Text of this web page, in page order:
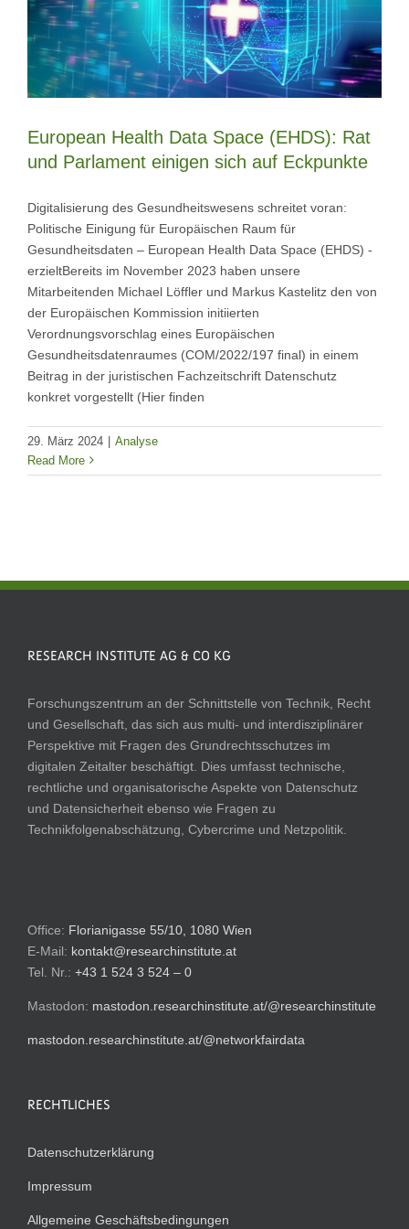
European Health Data Space (EHDS): Rat
und Parlament einigen sich auf Eckpunkte
Digitalisierung des Gesundheitswesens schreitet voran:
Politische Einigung für Europäischen Raum für
Gesundheitsdaten – European Health Data Space (EHDS) -
erzieltBereits im November 2023 haben unsere
Mitarbeitenden Michael Löffler und Markus Kastelitz den von
der Europäischen Kommission initiierten
Verordnungsvorschlag eines Europäischen
Gesundheitsdatenraumes (COM/2022/197 final) in einem
Beitrag in der juristischen Fachzeitschrift Datenschutz
konkret vorgestellt (Hier finden
29. März 2024 | Analyse
Read More
RESEARCH INSTITUTE AG & CO KG
Forschungszentrum an der Schnittstelle von Technik, Recht
und Gesellschaft, das sich aus multi- und interdisziplinärer
Perspektive mit Fragen des Grundrechtsschutzes im
digitalen Zeitalter beschäftigt. Dies umfasst technische,
rechtliche und organisatorische Aspekte von Datenschutz
und Datensicherheit ebenso wie Fragen zu
Technikfolgenabschätzung, Cybercrime und Netzpolitik.
Office: Florianigasse 55/10, 1080 Wien
E-Mail: kontakt@researchinstitute.at
Tel. Nr.: +43 1 524 3 524 – 0
Mastodon: mastodon.researchinstitute.at/@researchinstitute
mastodon.researchinstitute.at/@networkfairdata
RECHTLICHES
Datenschutzerklärung
Impressum
Allgemeine Geschäftsbedingungen